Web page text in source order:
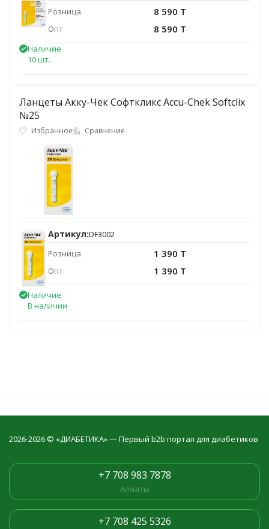
Розница
8 590 T
Опт 8 590 T
Наличие
10 шт.
Ланцеты Акку-Чек Софткликс Accu-Chek Softclix
№25
Избранное Сравнение
Артикул:DF3002
Розница
1 390 T
Опт 1 390 T
Наличие
В наличии
2026-2026 © «ДИАБЕТИКА» — Первый b2b портал для диабетиков
+7 708 983 7878
Алматы
+7 708 425 5326